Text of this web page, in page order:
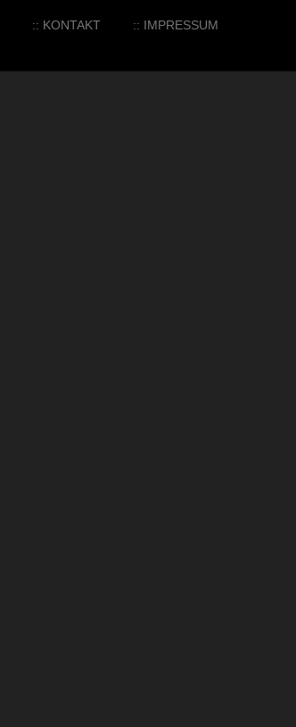
:: KONTAKT :: IMPRESSUM